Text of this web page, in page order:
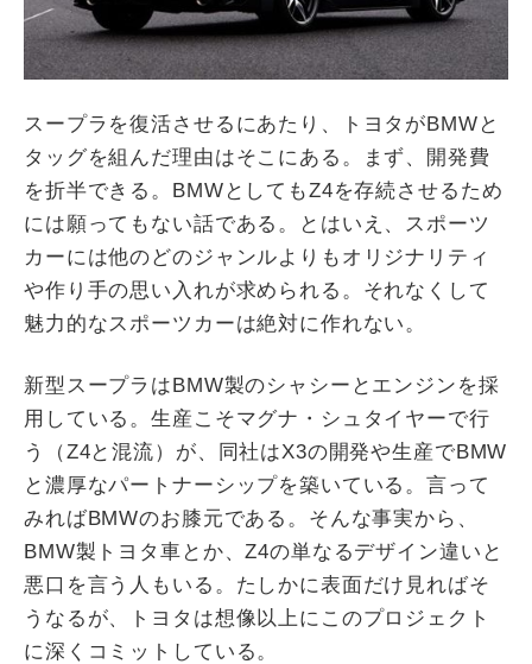
スープラを復活させるにあたり、トヨタがBMWと
タッグを組んだ理由はそこにある。まず、開発費
を折半できる。BMWとしてもZ4を存続させるため
には願ってもない話である。とはいえ、スポーツ
カーには他のどのジャンルよりもオリジナリティ
や作り手の思い入れが求められる。それなくして
魅力的なスポーツカーは絶対に作れない。
新型スープラはBMW製のシャシーとエンジンを採
用している。生産こそマグナ・シュタイヤーで行
う（Z4と混流）が、同社はX3の開発や生産でBMW
と濃厚なパートナーシップを築いている。言って
みればBMWのお膝元である。そんな事実から、
BMW製トヨタ車とか、Z4の単なるデザイン違いと
悪口を言う人もいる。たしかに表面だけ見ればそ
うなるが、トヨタは想像以上にこのプロジェクト
に深くコミットしている。